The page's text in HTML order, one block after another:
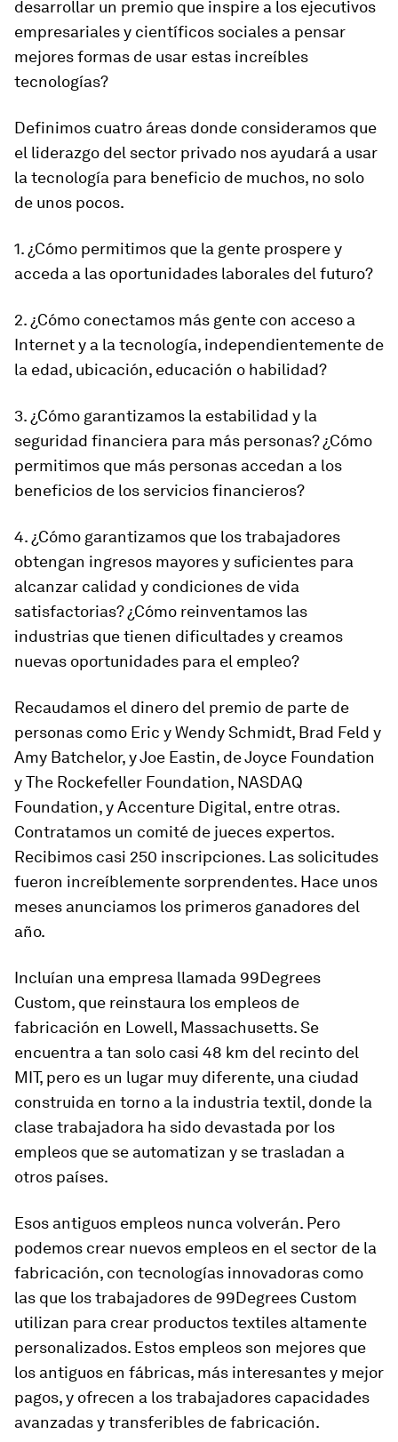
desarrollar un premio que inspire a los ejecutivos
empresariales y científicos sociales a pensar
mejores formas de usar estas increíbles
tecnologías?
Definimos cuatro áreas donde consideramos que
el liderazgo del sector privado nos ayudará a usar
la tecnología para beneficio de muchos, no solo
de unos pocos.
1. ¿Cómo permitimos que la gente prospere y
acceda a las oportunidades laborales del futuro?
2. ¿Cómo conectamos más gente con acceso a
Internet y a la tecnología, independientemente de
la edad, ubicación, educación o habilidad?
3. ¿Cómo garantizamos la estabilidad y la
seguridad financiera para más personas? ¿Cómo
permitimos que más personas accedan a los
beneficios de los servicios financieros?
4. ¿Cómo garantizamos que los trabajadores
obtengan ingresos mayores y suficientes para
alcanzar calidad y condiciones de vida
satisfactorias? ¿Cómo reinventamos las
industrias que tienen dificultades y creamos
nuevas oportunidades para el empleo?
Recaudamos el dinero del premio de parte de
personas como Eric y Wendy Schmidt, Brad Feld y
Amy Batchelor, y Joe Eastin, de Joyce Foundation
y The Rockefeller Foundation, NASDAQ
Foundation, y Accenture Digital, entre otras.
Contratamos un comité de jueces expertos.
Recibimos casi 250 inscripciones. Las solicitudes
fueron increíblemente sorprendentes. Hace unos
meses anunciamos los primeros ganadores del
año.
Incluían una empresa llamada 99Degrees
Custom, que reinstaura los empleos de
fabricación en Lowell, Massachusetts. Se
encuentra a tan solo casi 48 km del recinto del
MIT, pero es un lugar muy diferente, una ciudad
construida en torno a la industria textil, donde la
clase trabajadora ha sido devastada por los
empleos que se automatizan y se trasladan a
otros países.
Esos antiguos empleos nunca volverán. Pero
podemos crear nuevos empleos en el sector de la
fabricación, con tecnologías innovadoras como
las que los trabajadores de 99Degrees Custom
utilizan para crear productos textiles altamente
personalizados. Estos empleos son mejores que
los antiguos en fábricas, más interesantes y mejor
pagos, y ofrecen a los trabajadores capacidades
avanzadas y transferibles de fabricación.